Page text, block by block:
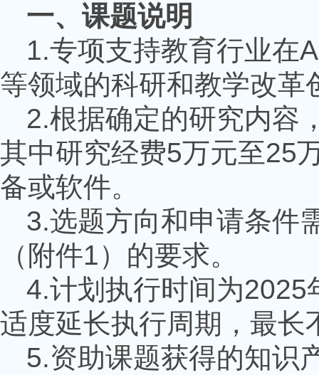
一、课题说明
1.专项支持教育行业在
等领域的科研和教学改革
2.根据确定的研究内容
其中研究经费5万元至25
备或软件。
3.选题方向和申请条件
（附件1）的要求。
4.计划执行时间为2025
适度延长执行周期，最长
5.资助课题获得的知识